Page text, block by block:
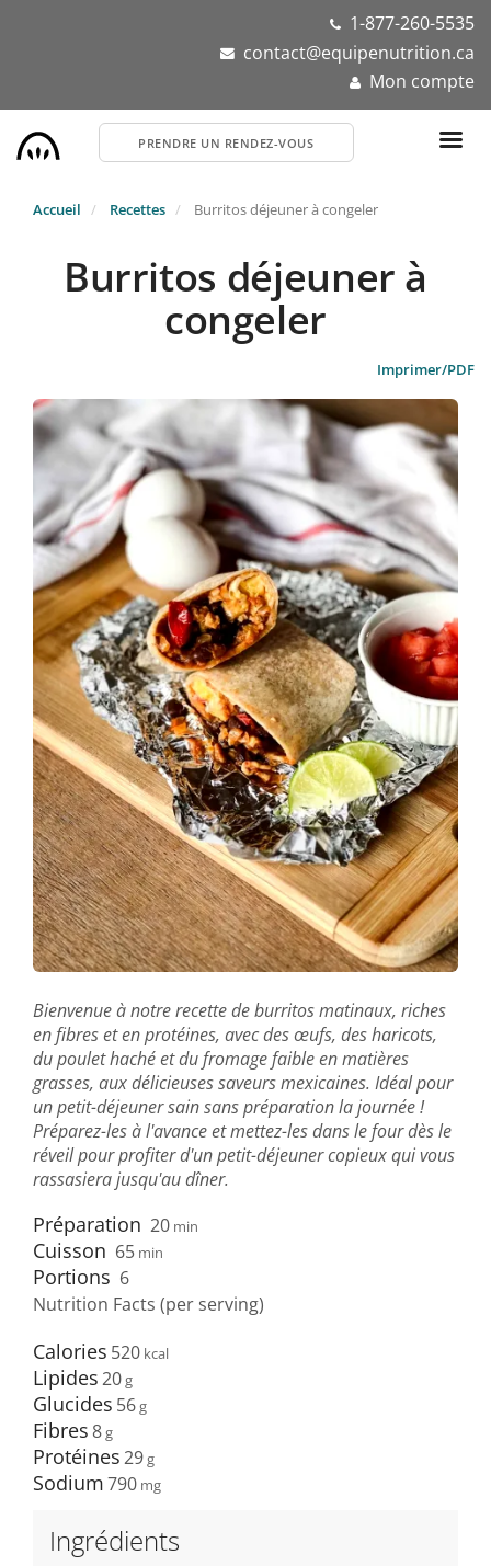
1-877-260-5535
contact@equipenutrition.ca
Mon compte
PRENDRE UN RENDEZ-VOUS
Accueil Recettes Burritos déjeuner à congeler
Burritos déjeuner à
congeler
Imprimer/PDF
Bienvenue à notre recette de burritos matinaux, riches
en fibres et en protéines, avec des œufs, des haricots,
du poulet haché et du fromage faible en matières
grasses, aux délicieuses saveurs mexicaines. Idéal pour
un petit-déjeuner sain sans préparation la journée !
Préparez-les à l'avance et mettez-les dans le four dès le
réveil pour profiter d'un petit-déjeuner copieux qui vous
rassasiera jusqu'au dîner.
Préparation 20 min
Cuisson 65 min
Portions 6
Nutrition Facts (per serving)
Calories 520
Lipides20
Glucides 56
Fibres8
Protéines29
Sodium790
Ingrédients